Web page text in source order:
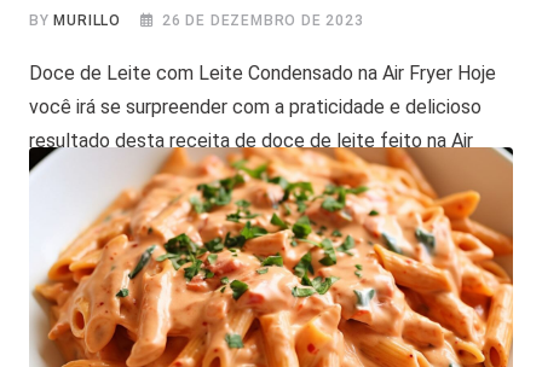
BYMURILLO 26 DE DEZEMBRO DE 2023
Doce de Leite com Leite Condensado na Air Fryer Hoje
você irá se surpreender com a praticidade e delicioso
resultado desta receita de doce de leite feito na Air
Fryer! Com apenas uma lata de leite condensado, você
poderá criar um doce irresistível, com textura cremosa e
um sabor maravilhoso. Siga o passo a passo